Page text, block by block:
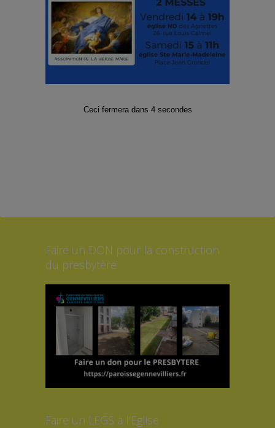
Facebook TwitterInstagram
Abonnez-vous à notre Lettre
*
Faire un DON pour la construction
du presbytère
Faire un LEGS à l’Eglise
Ceci fermera dans 3secondes